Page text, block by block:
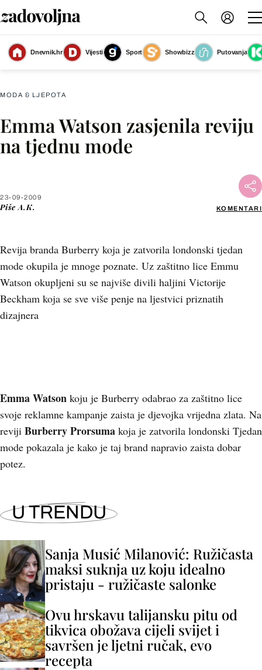
Dnevnik.hr Vijesti Sport Showbizz
Putovanja
Slika nije dostupna
MODA & LJEPOTA
Emma Watson zasjenila reviju
na tjednu mode
23-09-2009
Piše A.K. KOMENTARI
Revija branda Burberry koja je zatvorila londonski tjedan
mode okupila je mnoge poznate. Uz zaštitno lice Emmu
Watson okupljeni su se najviše divili haljini Victorije
Beckham koja se sve više penje na ljestvici priznatih
dizajnera
Facebook
Emma Watson koju je Burberry odabrao za zaštitno lice
svoje reklamne kampanje zaista je djevojka vrijedna zlata. Na
reviji Burberry Prorsuma koja je zatvorila londonski Tjedan
mode pokazala je kako je taj brand napravio zaista dobar
potez.
U TRENDU
Sanja Musić Milanović: Ružičasta
maksi suknja uz koju idealno
pristaju - ružičaste salonke
Ovu hrskavu talijansku pitu od
tikvica obožava cijeli svijet i
savršen je ljetni ručak, evo
recepta